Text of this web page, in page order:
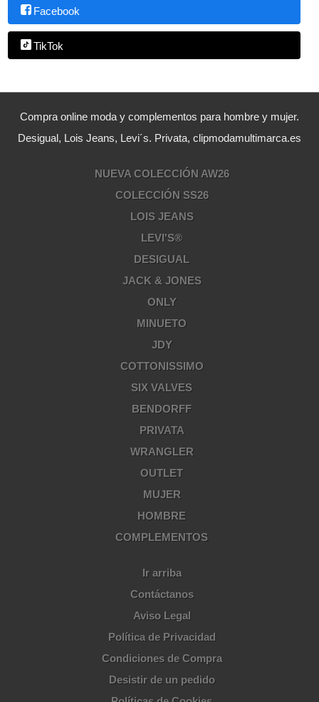
Facebook
TikTok
Compra online moda y complementos para hombre y mujer.
Desigual, Lois Jeans, Levi´s. Privata, clipmodamultimarca.es
NUEVA COLECCIÓN AW26
COLECCIÓN SS26
LOIS JEANS
LEVI'S®
DESIGUAL
JACK & JONES
ONLY
MINUETO
JDY
COTTONISSIMO
SIX VALVES
BENDORFF
PRIVATA
WRANGLER
OUTLET
MUJER
HOMBRE
COMPLEMENTOS
Ir arriba
Contáctanos
Aviso Legal
Política de Privacidad
Condiciones de Compra
Desistir de un pedido